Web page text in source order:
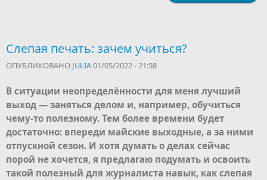
Слепая печать: зачем учиться?
ОПУБЛИКОВАНО JULIA01/05/2022 - 21:58
В ситуации неопределённости для меня лучший
выход — заняться делом и, например, обучиться
чему-то полезному. Тем более времени будет
достаточно: впереди майские выходные, а за ними
отпускной сезон. И хотя думать о делах сейчас
порой не хочется, я предлагаю подумать и освоить
такой полезный для журналиста навык, как слепая